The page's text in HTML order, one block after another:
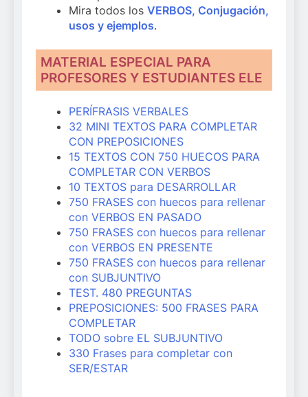
Mira todos los VERBOS, Conjugación,
usos y ejemplos.
MATERIAL ESPECIAL PARA
PROFESORES Y ESTUDIANTES ELE
PERÍFRASIS VERBALES
32 MINI TEXTOS PARA COMPLETAR
CON PREPOSICIONES
15 TEXTOS CON 750 HUECOS PARA
COMPLETAR CON VERBOS
10 TEXTOS para DESARROLLAR
750 FRASES con huecos para rellenar
con VERBOS EN PASADO
750 FRASES con huecos para rellenar
con VERBOS EN PRESENTE
750 FRASES con huecos para rellenar
con SUBJUNTIVO
TEST. 480 PREGUNTAS
PREPOSICIONES: 500 FRASES PARA
COMPLETAR
TODO sobre EL SUBJUNTIVO
330 Frases para completar con
SER/ESTAR